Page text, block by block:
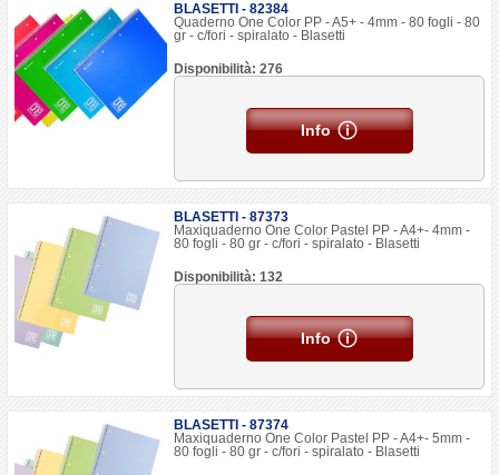
BLASETTI - 82384
Quaderno One Color PP - A5+ - 4mm - 80 fogli - 80
gr - c/fori - spiralato - Blasetti
Disponibilità: 276
Info
BLASETTI - 87373
Maxiquaderno One Color Pastel PP - A4+- 4mm -
80 fogli - 80 gr - c/fori - spiralato - Blasetti
Disponibilità: 132
Info
BLASETTI - 87374
Maxiquaderno One Color Pastel PP - A4+- 5mm -
80 fogli - 80 gr - c/fori - spiralato - Blasetti